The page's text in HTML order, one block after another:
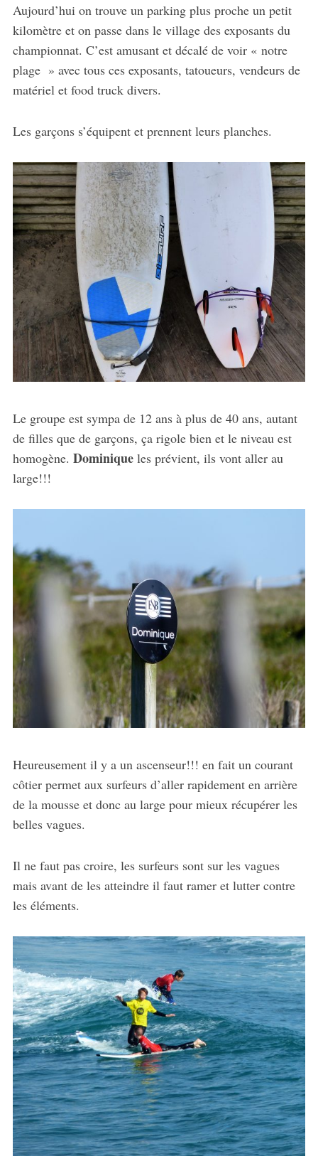
Aujourd’hui on trouve un parking plus proche un petit
kilomètre et on passe dans le village des exposants du
championnat. C’est amusant et décalé de voir « notre
plage » avec tous ces exposants, tatoueurs, vendeurs de
matériel et food truck divers.
Les garçons s’équipent et prennent leurs planches.
Le groupe est sympa de 12 ans à plus de 40 ans, autant
de filles que de garçons, ça rigole bien et le niveau est
homogène. Dominiqueles prévient, ils vont aller au
large!!!
Heureusement il y a un ascenseur!!! en fait un courant
côtier permet aux surfeurs d’aller rapidement en arrière
de la mousse et donc au large pour mieux récupérer les
belles vagues.
Il ne faut pas croire, les surfeurs sont sur les vagues
mais avant de les atteindre il faut ramer et lutter contre
les éléments.